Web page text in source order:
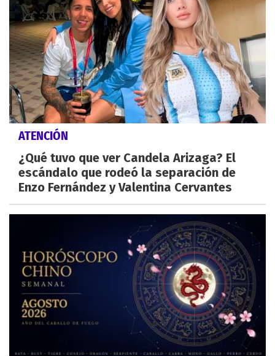
ATENCIÓN
¿Qué tuvo que ver Candela Arizaga? El
escándalo que rodeó la separación de
Enzo Fernández y Valentina Cervantes